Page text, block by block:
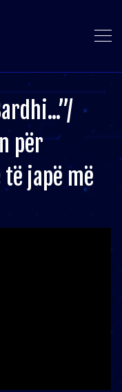
për
japë më